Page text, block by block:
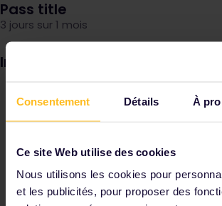
Consentement Détails À
Ce site Web utilise des cookies
Nous utilisons les cookies pour
et les publicités, pour proposer des
Pass title
3 jours sur 1 mois
Image